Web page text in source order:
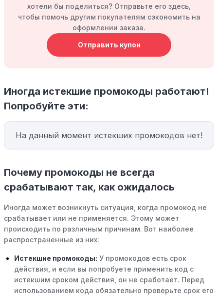
хотели бы поделиться? Отправьте его здесь,
чтобы помочь другим покупателям сэкономить на
оформлении заказа.
Отправить купон
Иногда истекшие промокоды работают!
Попробуйте эти:
На данный момент истекших промокодов нет!
Почему промокоды не всегда
срабатывают так, как ожидалось
Иногда может возникнуть ситуация, когда промокод не
срабатывает или не применяется. Этому может
происходить по различным причинам. Вот наиболее
распространенные из них:
Истекшие промокоды: У промокодов есть срок
действия, и если вы попробуете применить код с
истекшим сроком действия, он не сработает. Перед
использованием кода обязательно проверьте срок его